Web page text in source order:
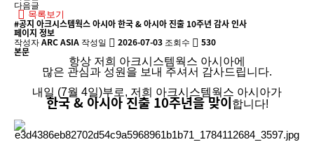
다음글
목록보기
#공지 아크시스템웍스 아시아 한국 & 아시아 진출 10주년 감사 인사
페이지 정보
작성자 ARC ASIA 작성일 2026-07-03 조회수 530
본문
항상 저희 아크시스템웍스 아시아에
많은 관심과 성원을 보내 주셔서 감사드립니다.
내일 (7월 4일)부로, 저희 아크시스템웍스 아시아가
한국 & 아시아 진출 10주년을 맞이합니다!